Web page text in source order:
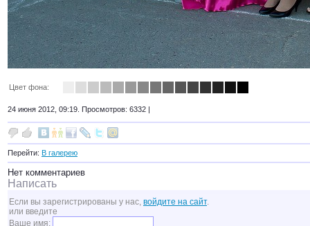
Цвет фона:
24 июня 2012, 09:19. Просмотров: 6332 |
Перейти: В галерею
Нет комментариев
Написать
Если вы зарегистрированы у нас, войдите на сайт.
или введите
Ваше имя: